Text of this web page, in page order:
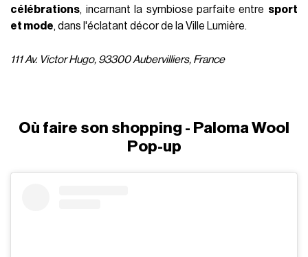
célébrations, incarnant la symbiose parfaite entre sport
et mode, dans l'éclatant décor de la Ville Lumière.
111 Av. Victor Hugo, 93300 Aubervilliers, France
Où faire son shopping - Paloma Wool
Pop-up